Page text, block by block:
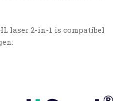
laser 2-in-1 is compatibel